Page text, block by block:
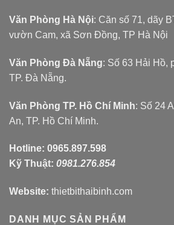
Văn Phòng Hà Nội: Căn số 71, dãy
vườn Cam, xã Sơn Đồng, TP Hà Nội
Văn Phòng Đà Nẵng: Số 63 Hải Hồ,
TP. Đà Nẵng.
Văn Phòng TP. Hồ Chí Minh: Số 24
An, TP. Hồ Chí Minh.
Hotline: 0965.897.598
Kỹ Thuật: 0981.276.854
Website: thietbithaibinh.com
DANH MỤC SẢN PHẨM